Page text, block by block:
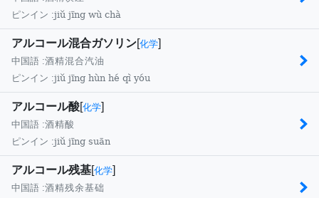
ピンイン :jiǔ jīng wù chà
アルコール混合ガソリン[化学]
中国語 :酒精混合汽油
ピンイン :jiǔ jīng hùn hé qì yóu
アルコール酸[化学]
中国語 :酒精酸
ピンイン :jiǔ jīng suān
アルコール残基[化学]
中国語 :酒精残余基础